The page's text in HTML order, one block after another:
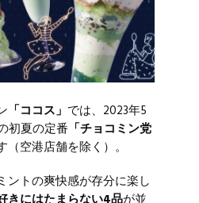
「ココス」 では、2023年5
初夏の定番 「チョコミン党
（空港店舗を除く）。
ントの爽快感が存分に楽し